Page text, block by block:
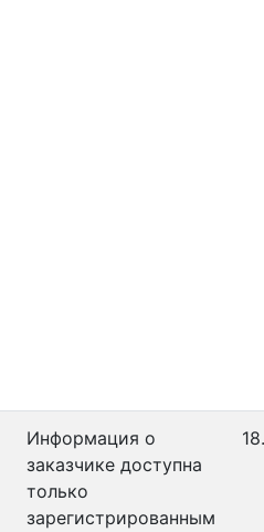
Информация о
заказчике доступна
только
зарегистрированным